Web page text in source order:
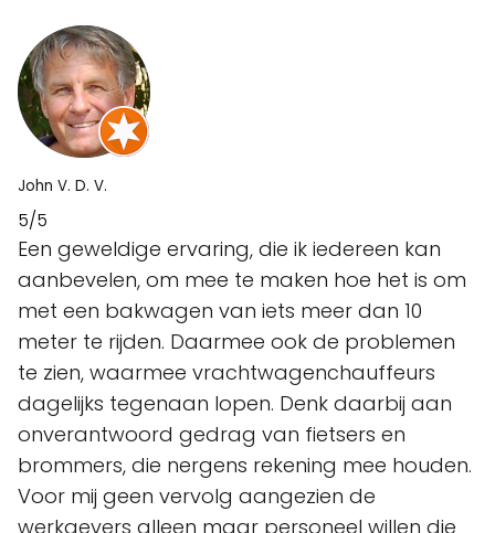
John V. D. V.
5/5
Een geweldige ervaring, die ik iedereen kan
aanbevelen, om mee te maken hoe het is om
met een bakwagen van iets meer dan 10
meter te rijden. Daarmee ook de problemen
te zien, waarmee vrachtwagenchauffeurs
dagelijks tegenaan lopen. Denk daarbij aan
onverantwoord gedrag van fietsers en
brommers, die nergens rekening mee houden.
Voor mij geen vervolg aangezien de
werkgevers alleen maar personeel willen die